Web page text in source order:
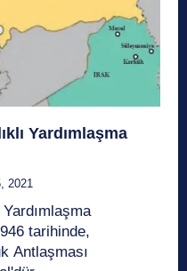
Yardımlaşma
2021
tarihinde,
Antlaşması